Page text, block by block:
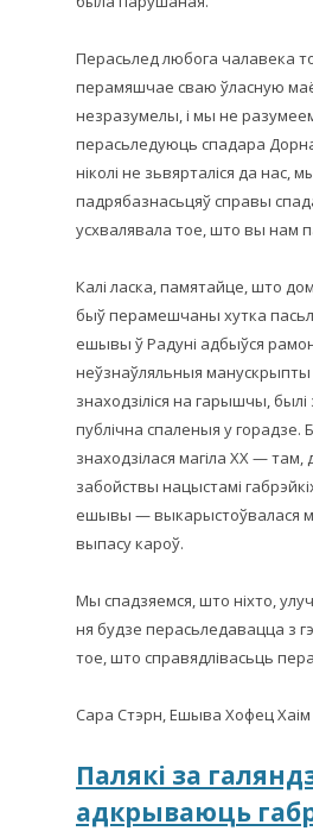
Перасьлед любога чалавека
перамяшчае сваю ўласную
незразумелы, і мы не
перасьледуюць спадара
ніколі не зьвярталіся да нас,
падрябазнасьцяў справы
усхвалявала тое, што вы нам
Калі ласка, памятайце, што
быў перамешчаны хутка
ешывы ў Радуні адбыўся рамонт
неўзнаўляльныя манускрыпты
знаходзіліся на гарышчы, былі
публічна спаленыя у горадзе.
знаходзілася магіла ХХ —
забойствы нацыстамі
ешывы — выкарыстоўвалася
выпасу кароў.
Мы спадзяемся, што ніхто,
ня будзе перасьледавацца з
тое, што справядлівасьць
Сара Стэрн, Ешыва Хофец Хаім
Палякі за
адкрываюць